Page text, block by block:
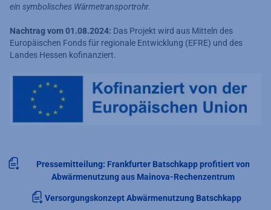
ein symbolisches Wärmetransportrohr.
Nachtrag vom 01.08.2024: Das Projekt wird aus Mitteln des
Europäischen Fonds für regionale Entwicklung (EFRE) und des
Landes Hessen kofinanziert.
Pressemitteilung: Frankfurter Batschkapp profitiert von
Abwärmenutzung aus Mainova-Rechenzentrum
Versorgungskonzept Abwärmenutzung Batschkapp